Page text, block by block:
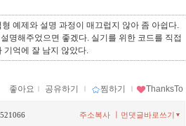
예제와 설명 과정이 매끄럽지 않아 좀 아쉽다.
명해주었으면 좋겠다. 실기를 위한 코드를 직접
억에 잘 남지 않았다.
좋아요 ｌ 공유하기 ｌ 찜하기 ｌ ThanksTo
먼댓글바로쓰기
주소복사 ㅣ